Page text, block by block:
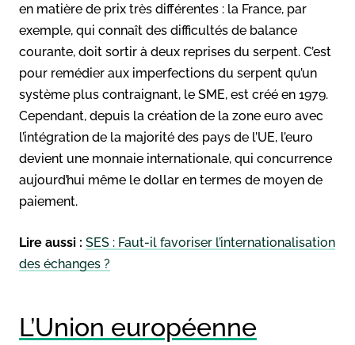
en matière de prix très différentes : la France, par
exemple, qui connaît des difficultés de balance
courante, doit sortir à deux reprises du serpent. C’est
pour remédier aux imperfections du serpent qu’un
système plus contraignant, le SME, est créé en 1979.
Cependant, depuis la création de la zone euro avec
l’intégration de la majorité des pays de l’UE, l’euro
devient une monnaie internationale, qui concurrence
aujourd’hui même le dollar en termes de moyen de
paiement.
Lire aussi : SES : Faut-il favoriser l’internationalisation
des échanges ?
L’Union européenne